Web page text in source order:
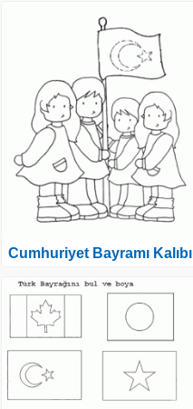
Cumhuriyet Bayramı Kalıbı